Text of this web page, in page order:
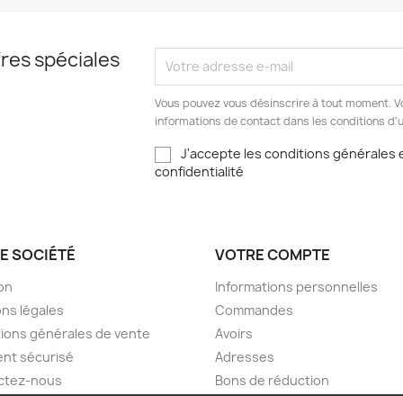
spéciales
Vous pouvez vous désinscrire à tout moment.
informations de contact dans les conditions
J'accepte les conditions générales
confidentialité
SOCIÉTÉ
légales
générales de vente
sécurisé
nous
VOTRE COMPTE
Informations personnelles
Commandes
Avoirs
Adresses
Bons de réduction